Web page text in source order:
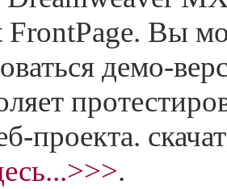
Вы
демо-
проекта.
.